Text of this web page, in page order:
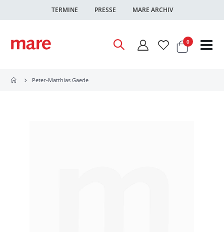
TERMINE PRESSE MARE ARCHIV
Warenkorb
0Artikel
Peter-Matthias Gaede